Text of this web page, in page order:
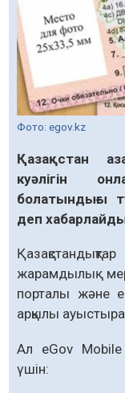
Фото: egov.kz
Қазақстан
куәлігін
болатындығы
деп
жарамдылық
порталы және
арқылы
Ал eGov Mobile
үшін: